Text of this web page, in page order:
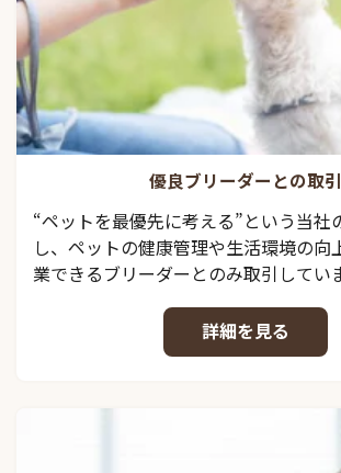
優良ブリーダーとの取引
“ペットを最優先に考える”という当社
し、ペットの健康管理や生活環境の向
業できるブリーダーとのみ取引してい
詳細を見る